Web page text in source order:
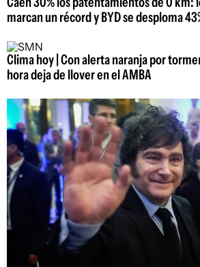
marcan un récord y BYD se desploma
Clima hoy | Con alerta naranja por
hora deja de llover en el AMBA